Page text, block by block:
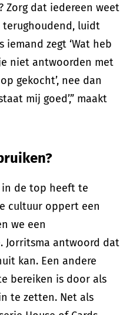
Zorg dat iedereen weet
luidt
iemand zegt ‘Wat heb
niet antwoorden met
gekocht’, nee dan
mij goed’,” maakt
in de top heeft te
cultuur oppert een
we een
Jorritsma antwoord dat
kan. Een andere
bereiken is door als
te zetten. Net als